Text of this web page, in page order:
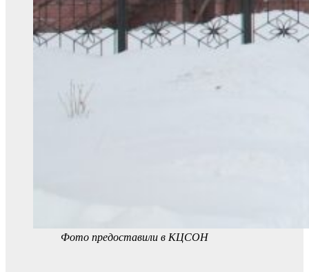
Фото предоставили в КЦСОН